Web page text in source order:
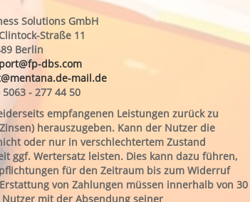
Solutions GmbH
Straße 11
Berlin
dbs.com
mail.de
5063 - 277 44 50
empfangenen Leistungen zurück zu
herauszugeben. Kann der Nutzer die
oder nur in verschlechtertem Zustand
ggf. Wertersatz leisten. Dies kann dazu führen,
für den Zeitraum bis zum Widerruf
von Zahlungen müssen innerhalb von 30
mit der Absendung seiner